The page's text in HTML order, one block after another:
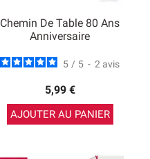
Chemin De Table 80 Ans
Anniversaire
5 / 5 - 2 avis
5,99 €
AJOUTER AU PANIER